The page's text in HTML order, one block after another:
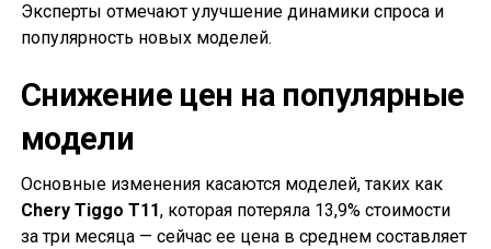
Эксперты отмечают улучшение динамики спроса и
популярность новых моделей.
Снижение цен на популярные
модели
Основные изменения касаются моделей, таких как
Chery Tiggo T11, которая потеряла 13,9% стоимости
за три месяца — сейчас ее цена в среднем составляет